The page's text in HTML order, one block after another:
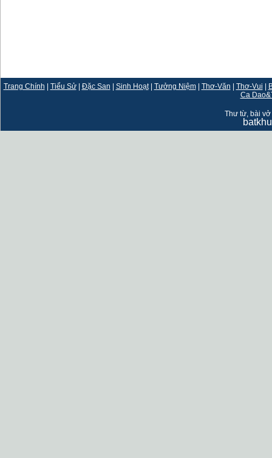
Trang Chính Tiểu Sử| Đặc San Sinh Hoạt| Tưởng Niệm| Thơ-Văn Thơ-Vui
Ca
Thư từ, bài vở